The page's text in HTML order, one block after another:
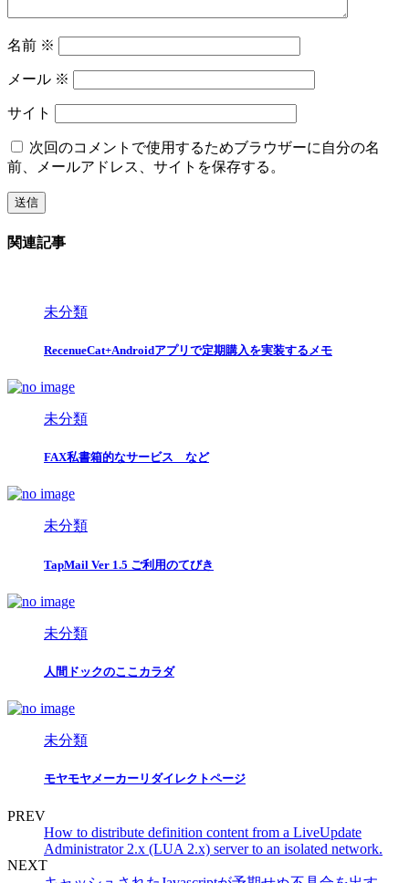
名前 ※
メール ※
サイト
次回のコメントで使用するためブラウザーに自分の名
前、メールアドレス、サイトを保存する。
関連記事
未分類
RecenueCat+Androidアプリで定期購入を実装するメモ
未分類
FAX私書箱的なサービス など
未分類
TapMail Ver 1.5 ご利用のてびき
未分類
人間ドックのここカラダ
未分類
モヤモヤメーカーリダイレクトページ
PREV
How to distribute definition content from a LiveUpdate
Administrator 2.x (LUA 2.x) server to an isolated network.
NEXT